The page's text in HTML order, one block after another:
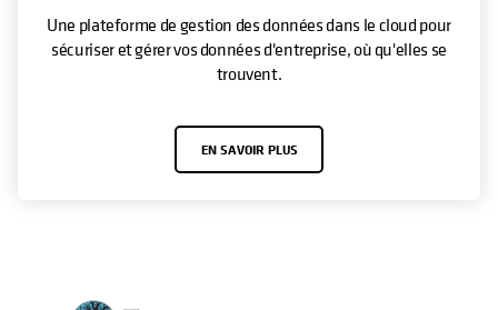
Une plateforme de gestion des données dans le cloud pour
sécuriser et gérer vos données d'entreprise, où qu'elles se
trouvent.
EN SAVOIR PLUS